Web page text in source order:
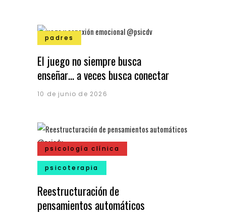
padres
El juego no siempre busca
enseñar… a veces busca conectar
10 de junio de 2026
psicología clínica
psicoterapia
Reestructuración de
pensamientos automáticos